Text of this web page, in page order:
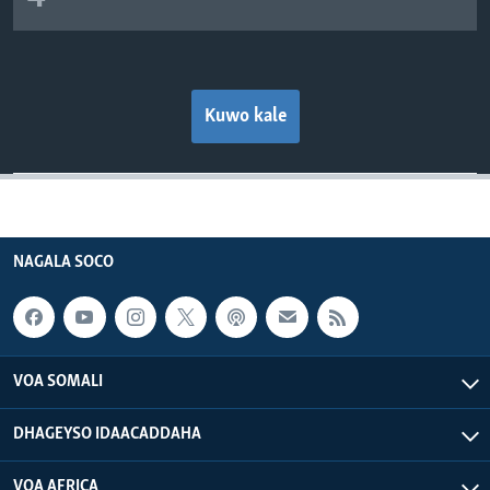
Kuwo kale
NAGALA SOCO
VOA SOMALI
DHAGEYSO IDAACADDAHA
VOA AFRICA